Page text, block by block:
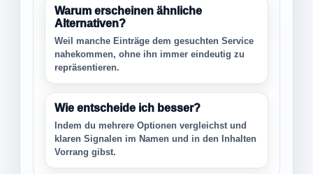
Warum erscheinen ähnliche
Alternativen?
Weil manche Einträge dem gesuchten Service
nahekommen, ohne ihn immer eindeutig zu
repräsentieren.
Wie entscheide ich besser?
Indem du mehrere Optionen vergleichst und
klaren Signalen im Namen und in den Inhalten
Vorrang gibst.